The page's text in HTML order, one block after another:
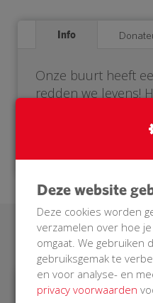
Info
Onze buurt heeft
redden we levens!
Deze website
Deze cookies worden
verzamelen over hoe
omgaat. We gebruiken
gebruiksgemak te
en voor analyse- en
privacy voorwaarden